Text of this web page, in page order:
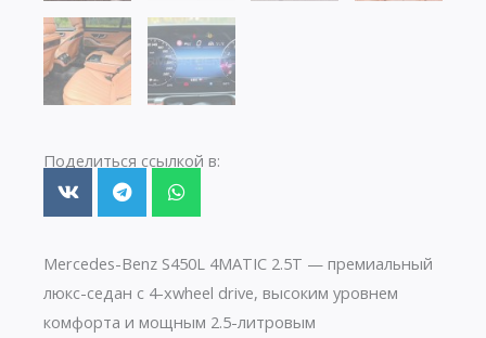
Поделиться ссылкой в:
Mercedes-Benz S450L 4MATIC 2.5T — премиальный
люкс-седан с 4-хwheel drive, высоким уровнем
комфорта и мощным 2.5-литровым